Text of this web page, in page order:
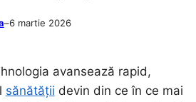
–6 martie 2026
avansează rapid,
sănătății devin din ce în ce mai